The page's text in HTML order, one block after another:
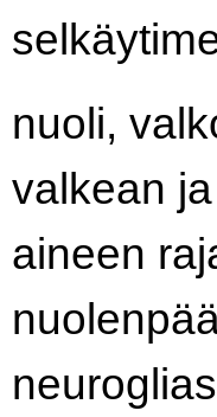
nuoli,
valkean
aineen